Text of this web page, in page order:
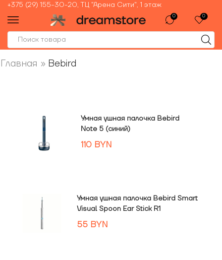
+375 (29) 155-30-20, ТЦ "Арена Сити", 1 этаж
0 0
Главная » Bebird
Умная ушная палочка Bebird
Note 5 (синий)
110 BYN
Умная ушная палочка Bebird Smart
Visual Spoon Ear Stick R1
55 BYN